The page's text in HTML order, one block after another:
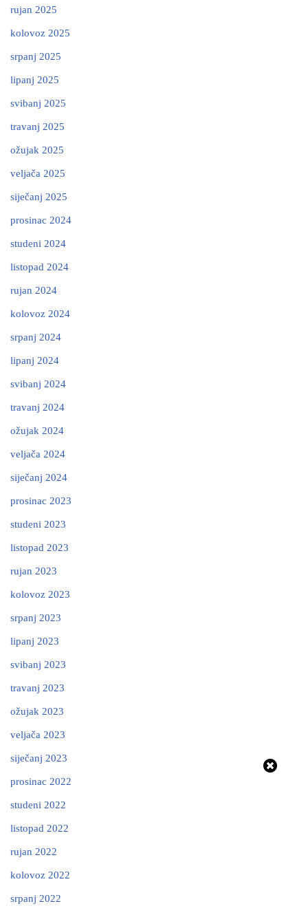
rujan 2025
kolovoz 2025
srpanj 2025
lipanj 2025
svibanj 2025
travanj 2025
ožujak 2025
veljača 2025
siječanj 2025
prosinac 2024
studeni 2024
listopad 2024
rujan 2024
kolovoz 2024
srpanj 2024
lipanj 2024
svibanj 2024
travanj 2024
ožujak 2024
veljača 2024
siječanj 2024
prosinac 2023
studeni 2023
listopad 2023
rujan 2023
kolovoz 2023
srpanj 2023
lipanj 2023
svibanj 2023
travanj 2023
ožujak 2023
veljača 2023
siječanj 2023
prosinac 2022
studeni 2022
listopad 2022
rujan 2022
kolovoz 2022
srpanj 2022